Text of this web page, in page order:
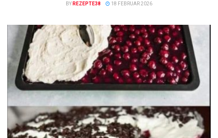
BY REZEPTE38 18 FEBRUAR 2026